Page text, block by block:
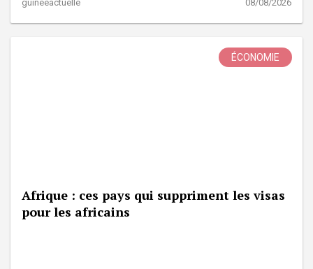
guineeactuelle 08/08/2026
ÉCONOMIE
Afrique : ces pays qui suppriment les visas
pour les africains